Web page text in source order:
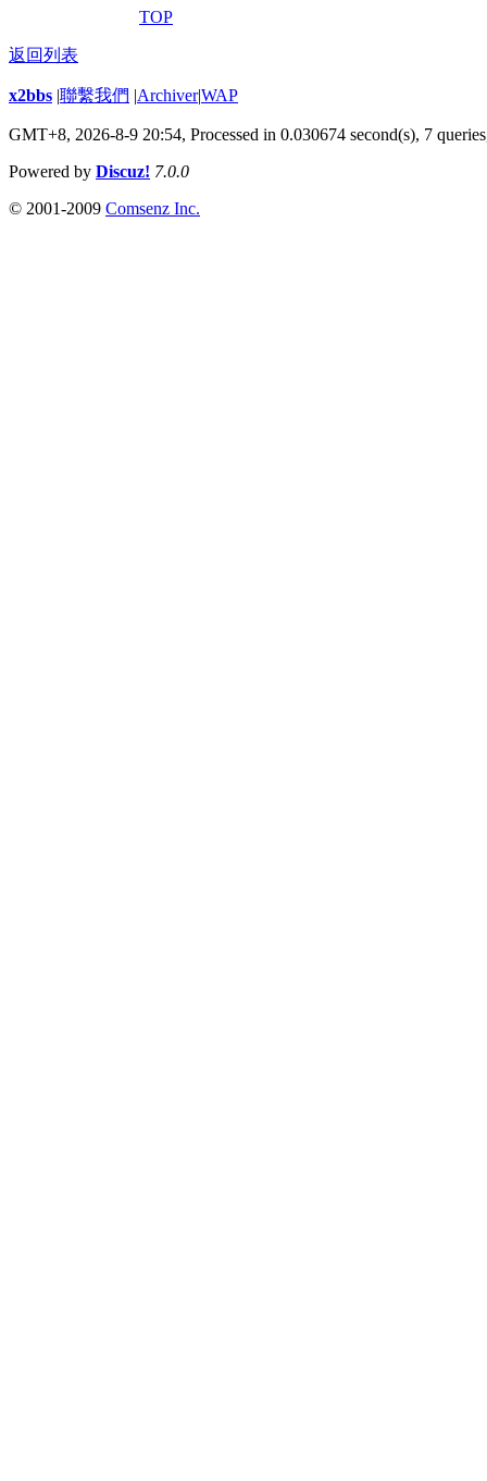
TOP
返回列表
x2bbs |聯繫我們 |Archiver|WAP
GMT+8, 2026-8-9 20:54, Processed in 0.030674 second(s), 7
Powered by Discuz! 7.0.0
© 2001-2009 Comsenz Inc.